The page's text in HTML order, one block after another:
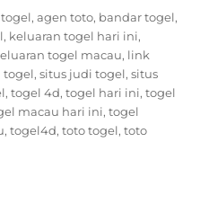
,agen toto, bandar togel,
, keluaran togel hari ini,
togel macau, link
togel,situs judi togel,situs
,togel 4d,togel hari ini,togel
macau hari ini,togel
,togel4d,toto togel,toto